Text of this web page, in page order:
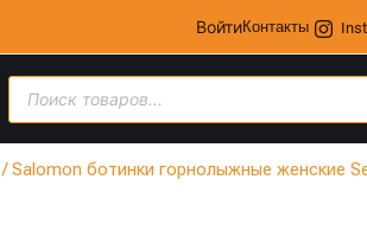
ВойтиКонтакты
/ Salomon ботинки горнолыжные женские